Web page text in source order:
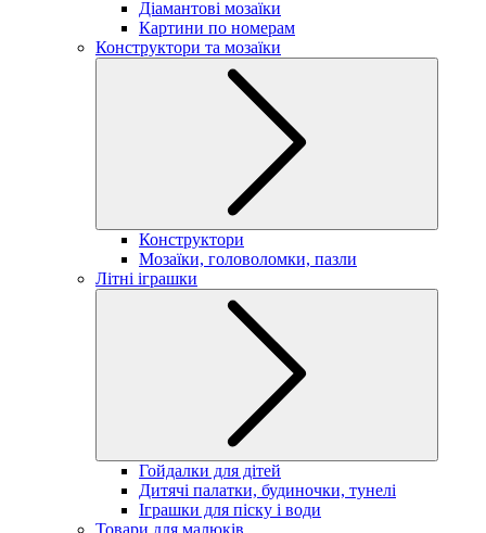
Діамантові мозаїки
Картини по номерам
Конструктори та мозаїки
Конструктори
Мозаїки, головоломки, пазли
Літні іграшки
Гойдалки для дітей
Дитячі палатки, будиночки, тунелі
Іграшки для піску і води
Товари для малюків